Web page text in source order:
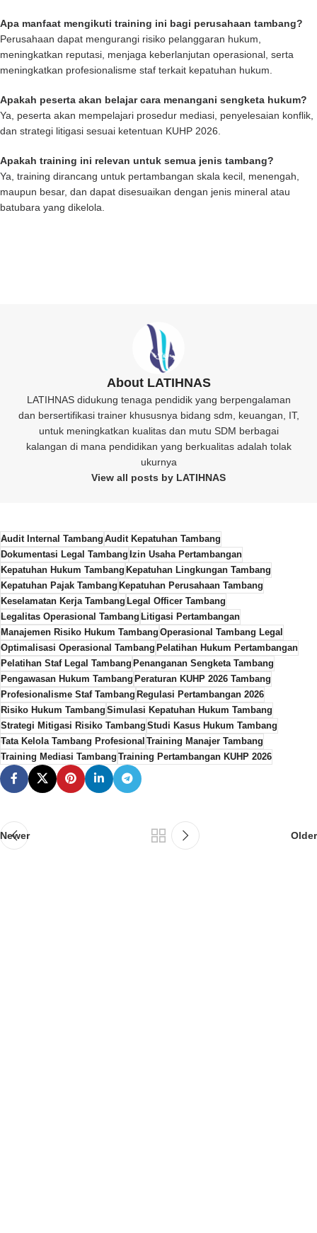
Apa manfaat mengikuti training ini bagi perusahaan tambang?
Perusahaan dapat mengurangi risiko pelanggaran hukum,
meningkatkan reputasi, menjaga keberlanjutan operasional, serta
meningkatkan profesionalisme staf terkait kepatuhan hukum.
Apakah peserta akan belajar cara menangani sengketa hukum?
Ya, peserta akan mempelajari prosedur mediasi, penyelesaian konflik,
dan strategi litigasi sesuai ketentuan KUHP 2026.
Apakah training ini relevan untuk semua jenis tambang?
Ya, training dirancang untuk pertambangan skala kecil, menengah,
maupun besar, dan dapat disesuaikan dengan jenis mineral atau
batubara yang dikelola.
About LATIHNAS
LATIHNAS didukung tenaga pendidik yang berpengalaman
dan bersertifikasi trainer khususnya bidang sdm, keuangan, IT,
untuk meningkatkan kualitas dan mutu SDM berbagai
kalangan di mana pendidikan yang berkualitas adalah tolak
ukurnya
View all posts by LATIHNAS
Audit Internal Tambang Audit Kepatuhan Tambang
Dokumentasi Legal Tambang Izin Usaha Pertambangan
Kepatuhan Hukum Tambang Kepatuhan Lingkungan Tambang
Kepatuhan Pajak Tambang Kepatuhan Perusahaan Tambang
Keselamatan Kerja Tambang Legal Officer Tambang
Legalitas Operasional Tambang Litigasi Pertambangan
Manajemen Risiko Hukum Tambang Operasional Tambang Legal
Optimalisasi Operasional Tambang Pelatihan Hukum Pertambangan
Pelatihan Staf Legal Tambang Penanganan Sengketa Tambang
Pengawasan Hukum Tambang Peraturan KUHP 2026 Tambang
Profesionalisme Staf Tambang Regulasi Pertambangan 2026
Risiko Hukum Tambang Simulasi Kepatuhan Hukum Tambang
Strategi Mitigasi Risiko Tambang Studi Kasus Hukum Tambang
Tata Kelola Tambang Profesional Training Manajer Tambang
Training Mediasi Tambang Training Pertambangan KUHP 2026
Newer Older